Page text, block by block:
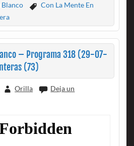
Blanco
Con La Mente En
– Programa 318 (29-07-
(73)
Orilla
Deja un